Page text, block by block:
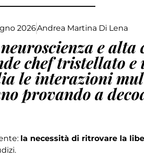
2026Andrea Martina Di Lena
e alta
chef tristellato e
le interazioni
provando a
la necessità di ritrovare la